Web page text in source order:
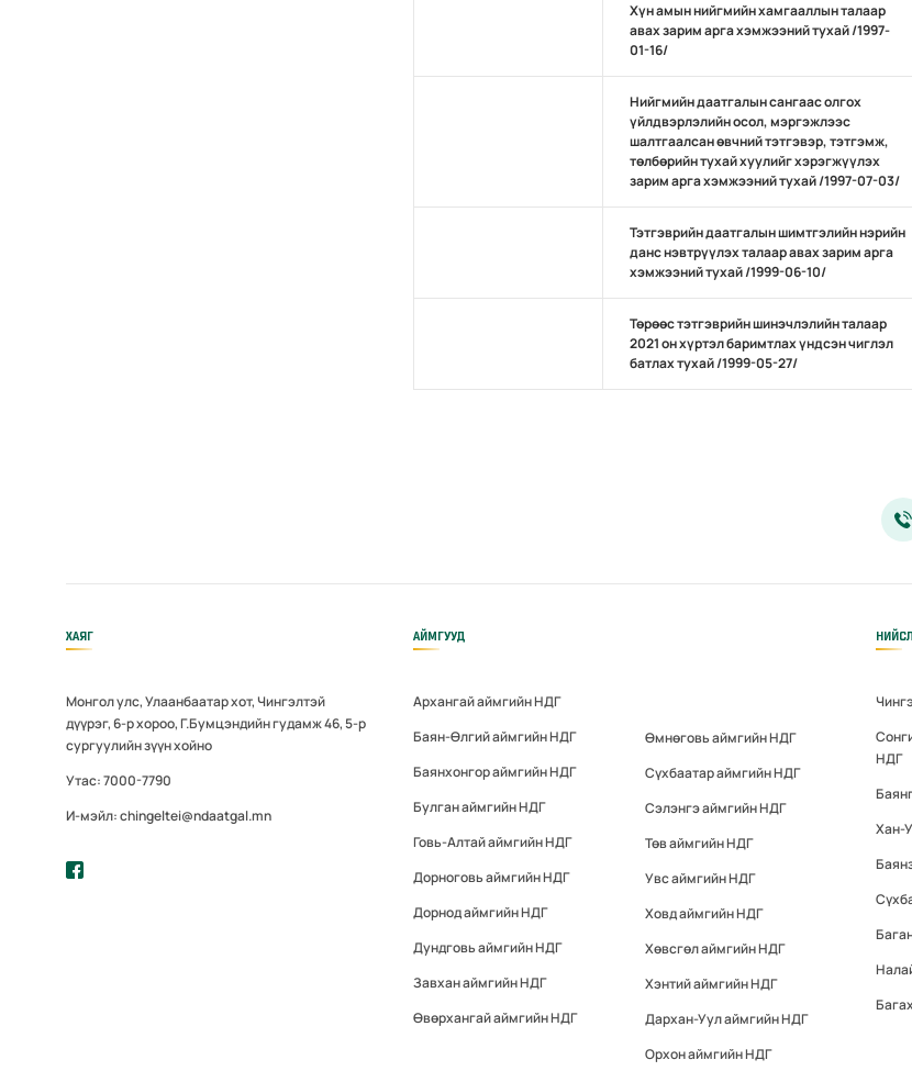
Хүн амын нийгмийн хамгааллын талаар
авах зарим арга хэмжээний тухай /1997-
01-16/
Нийгмийн даатгалын сангаас олгох
үйлдвэрлэлийн осол, мэргэжлээс
шалтгаалсан өвчний тэтгэвэр, тэтгэмж,
төлбөрийн тухай хуулийг хэрэгжүүлэх
зарим арга хэмжээний тухай /1997-07-03/
Тэтгэврийн даатгалын шимтгэлийн нэрийн
данс нэвтрүүлэх талаар авах зарим арга
хэмжээний тухай /1999-06-10/
Төрөөс тэтгэврийн шинэчлэлийн талаар
2021 он хүртэл баримтлах үндсэн чиглэл
батлах тухай /1999-05-27/
ХАЯГ
Монгол улс, Улаанбаатар хот, Чингэлтэй
дүүрэг, 6-р хороо, Г.Бумцэндийн гудамж 46, 5-р
сургуулийн зүүн хойно
Утас: 7000-7790
И-мэйл: chingeltei@ndaatgal.mn
АЙМГУУД
Архангай аймгийн НДГ
Баян-Өлгий аймгийн НДГ
Баянхонгор аймгийн НДГ
Булган аймгийн НДГ
Говь-Алтай аймгийн НДГ
Дорноговь аймгийн НДГ
Дорнод аймгийн НДГ
Дундговь аймгийн НДГ
Завхан аймгийн НДГ
Өвөрхангай аймгийн НДГ
Өмнөговь аймгийн НДГ
Сүхбаатар аймгийн НДГ
Сэлэнгэ аймгийн НДГ
Төв аймгийн НДГ
Увс аймгийн НДГ
Ховд аймгийн НДГ
Хөвсгөл аймгийн НДГ
Хэнтий аймгийн НДГ
Дархан-Уул аймгийн НДГ
Орхон аймгийн НДГ
НДГ
Хан-